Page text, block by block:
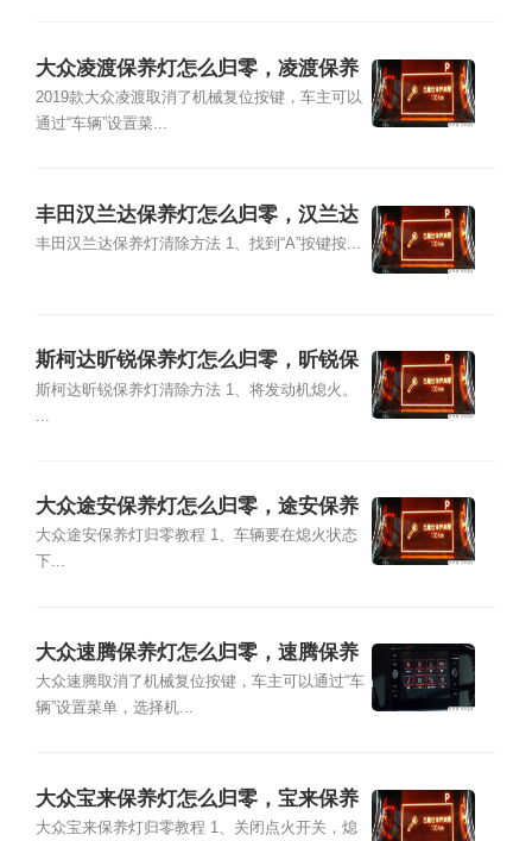
大众凌渡保养灯怎么归零，凌渡保养
灯复位清零方法
2019款大众凌渡取消了机械复位按键，车主可以
通过“车辆”设置菜...
丰田汉兰达保养灯怎么归零，汉兰达
保养灯复位清零方法
丰田汉兰达保养灯清除方法 1、找到“A”按键按...
斯柯达昕锐保养灯怎么归零，昕锐保
养灯复位清零方法
斯柯达昕锐保养灯清除方法 1、将发动机熄火。
大众途安保养灯怎么归零，途安保养
灯复位清零方法
大众途安保养灯归零教程 1、车辆要在熄火状态
下...
大众速腾保养灯怎么归零，速腾保养
灯复位清零方法
大众速腾取消了机械复位按键，车主可以通过“车
辆”设置菜单，选择机...
大众宝来保养灯怎么归零，宝来保养
灯复位清零方法
大众宝来保养灯归零教程 1、关闭点火开关，熄